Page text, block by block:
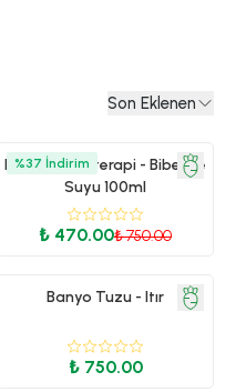
Son Eklenen
%37 İndirim
Root Aromaterapi - Biberiye
Suyu 100ml
₺ 470.00₺ 750.00
Banyo Tuzu - Itır
₺ 750.00